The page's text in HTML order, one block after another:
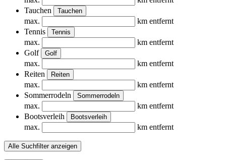
Tauchen
Tauchen
max.
km entfernt
Tennis
Tennis
max.
km entfernt
Golf
Golf
max.
km entfernt
Reiten
Reiten
max.
km entfernt
Sommerrodeln
Sommerrodeln
max.
km entfernt
Bootsverleih
Bootsverleih
max. km entfernt
Alle Suchfilter anzeigen